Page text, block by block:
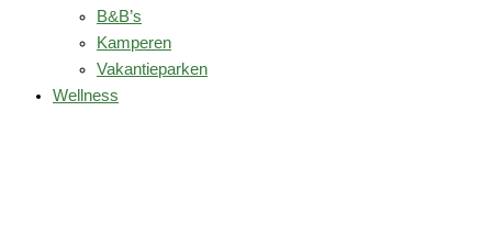
B&B’s
Kamperen
Vakantieparken
Wellness